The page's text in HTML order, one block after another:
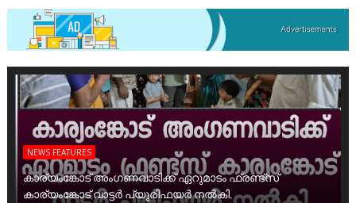
NEWS FEATURES
കാര്യംങ്കോട് അംഗണവാടിക്ക് ഏറുമാടം ഫ്രണ്ട്സ്
കാര്യംങ്കോട് വാട്ടർ പ്യൂരിഫയർ നൽകി.